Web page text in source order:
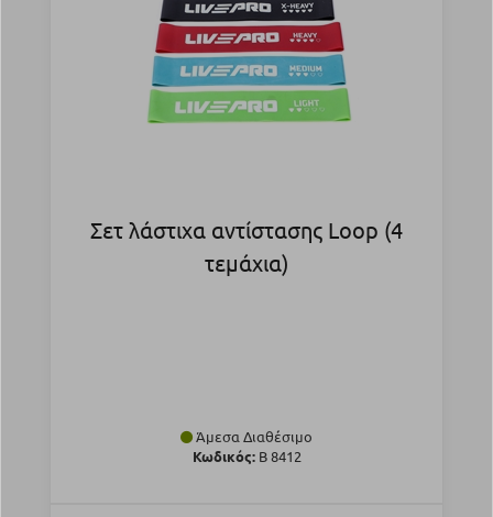
Σετ λάστιχα αντίστασης Loop (4
τεμάχια)
Άμεσα Διαθέσιμο
Κωδικός:Β 8412